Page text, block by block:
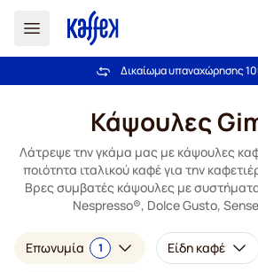
Δωρεάν αποστολή άνω
Δικαίωμα υπαναχώρησης
Κάψουλες
Λάτρεψε την γκάμα μας με κάψουλες
ποιότητα ιταλικού καφέ για την
Βρες συμβατές κάψουλες με
Nespresso®, Dolce Gusto,
Επωνυμία 1 Είδη καφέ